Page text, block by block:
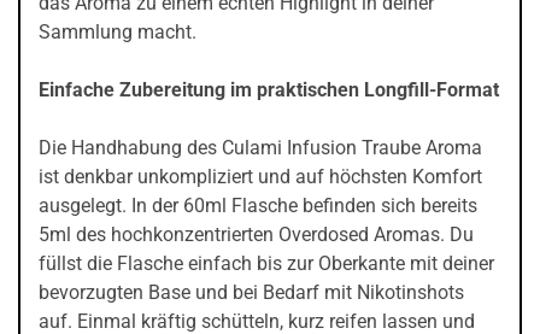
Sammlung macht.
Einfache Zubereitung im praktischen Longfill-Format
Die Handhabung des Culami Infusion Traube Aroma
ist denkbar unkompliziert und auf höchsten Komfort
ausgelegt. In der 60ml Flasche befinden sich bereits
5ml des hochkonzentrierten Overdosed Aromas. Du
füllst die Flasche einfach bis zur Oberkante mit deiner
bevorzugten Base und bei Bedarf mit Nikotinshots
auf. Einmal kräftig schütteln, kurz reifen lassen und